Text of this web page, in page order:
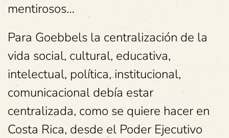
mentirosos…
Para Goebbels la centralización de la
vida social, cultural, educativa,
intelectual, política, institucional,
comunicacional debía estar
centralizada, como se quiere hacer en
Costa Rica, desde el Poder Ejecutivo